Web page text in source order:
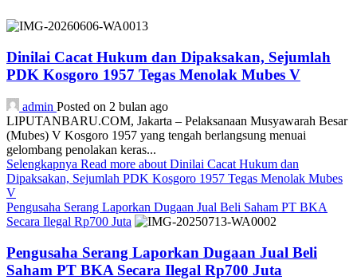
Dinilai Cacat Hukum dan Dipaksakan, Sejumlah
PDK Kosgoro 1957 Tegas Menolak Mubes V
admin Posted on 2 bulan ago
LIPUTANBARU.COM, Jakarta – Pelaksanaan Musyawarah Besar
(Mubes) V Kosgoro 1957 yang tengah berlangsung menuai
gelombang penolakan keras...
Selengkapnya Read more about Dinilai Cacat Hukum dan
Dipaksakan, Sejumlah PDK Kosgoro 1957 Tegas Menolak Mubes
V
Pengusaha Serang Laporkan Dugaan Jual Beli Saham PT BKA
Secara Ilegal Rp700 Juta
Pengusaha Serang Laporkan Dugaan Jual Beli
Saham PT BKA Secara Ilegal Rp700 Juta